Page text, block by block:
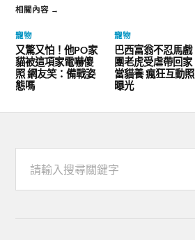
相關內容 →
寵物
又驚又怕！他PO家
貓被這項家電嚇傻
照 網友笑：備戰姿
態嗎
寵物
巴西富翁不忍馬戲
團老虎受虐帶回家
當貓養 瘋狂互動照
曝光